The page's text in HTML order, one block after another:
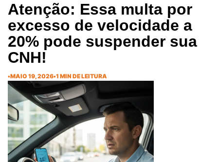
Atenção: Essa multa por
excesso de velocidade a
20% pode suspender sua
CNH!
•MAIO 19, 2026•1 MIN DE LEITURA